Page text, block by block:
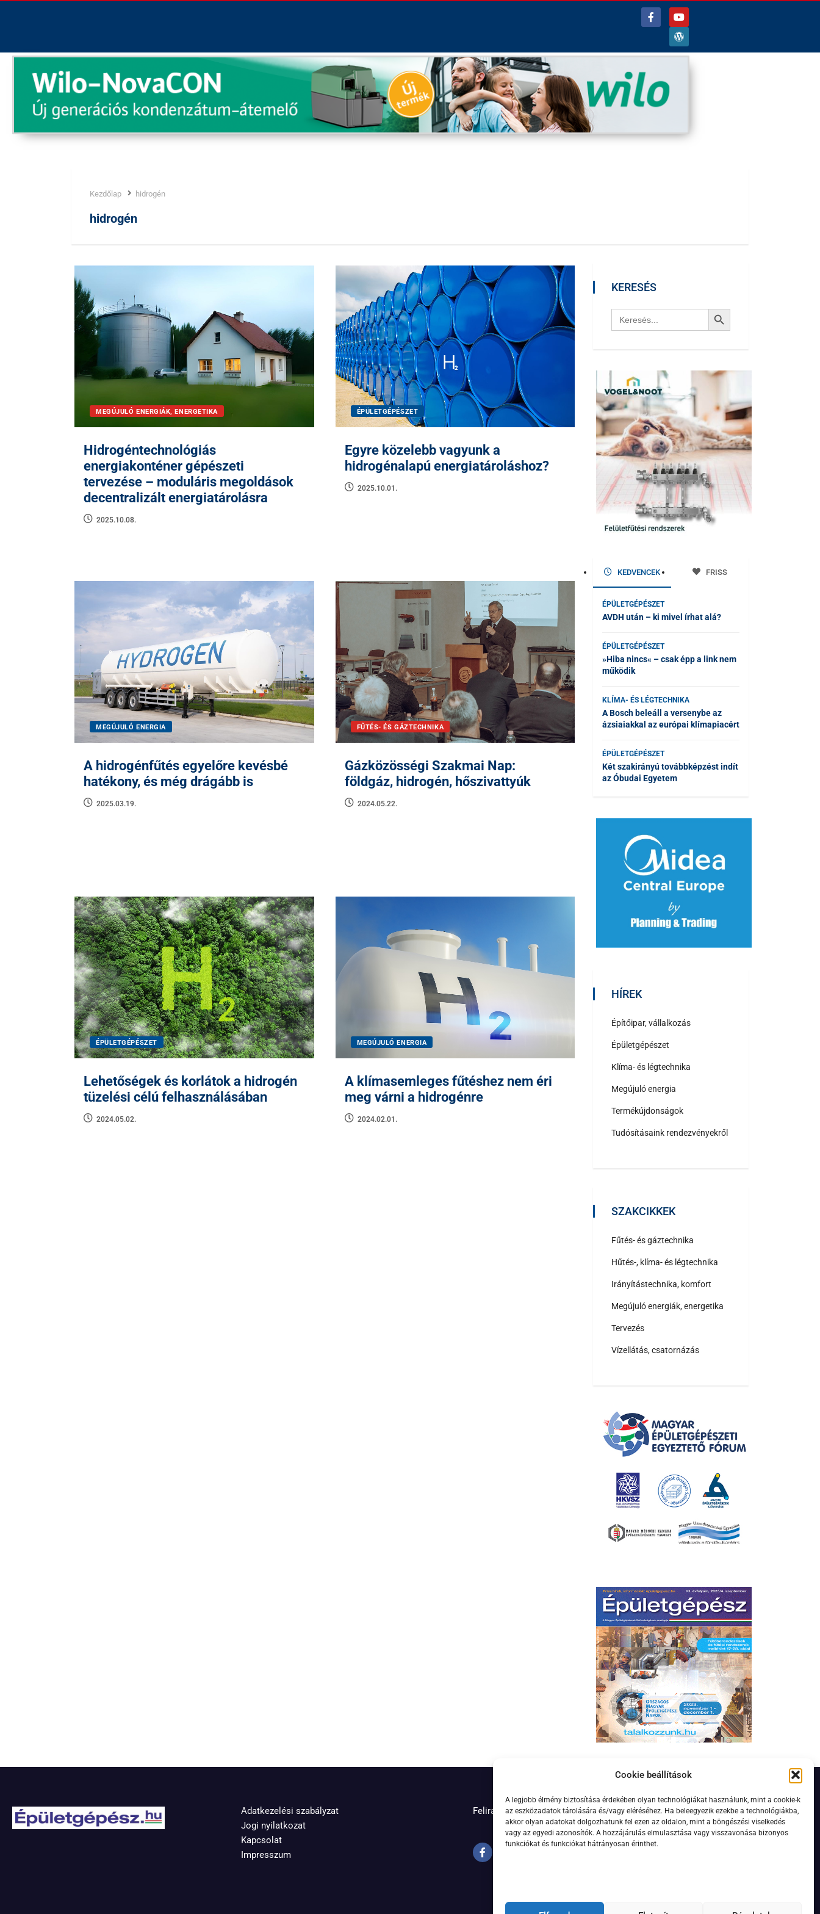
Cookie beállítások
A legjobb élmény biztosítása érdekében olyan technológiákat használunk, mint a cookie-k
az eszközadatok tárolására és/vagy eléréséhez. Ha beleegyezik ezekbe a technológiákba,
akkor olyan adatokat dolgozhatunk fel ezen az oldalon, mint a böngészési viselkedés
vagy az egyedi azonosítók. A hozzájárulás elmulasztása vagy visszavonása bizonyos
funkciókat és funkciókat hátrányosan érinthet.
Kezdőlap hidrogén
Címke:
hidrogén
MEGÚJULÓ ENERGIÁK, ENERGETIKA
Hidrogéntechnológiás
energiakonténer gépészeti
tervezése – moduláris megoldások
decentralizált energiatárolásra
2025.10.08.
ÉPÜLETGÉPÉSZET
Egyre közelebb vagyunk a
hidrogénalapú energiatároláshoz?
2025.10.01.
MEGÚJULÓ ENERGIA
A hidrogénfűtés egyelőre kevésbé
hatékony, és még drágább is
2025.03.19.
FŰTÉS- ÉS GÁZTECHNIKA
Gázközösségi Szakmai Nap:
földgáz, hidrogén, hőszivattyúk
2024.05.22.
ÉPÜLETGÉPÉSZET
Lehetőségek és korlátok a hidrogén
tüzelési célú felhasználásában
2024.05.02.
MEGÚJULÓ ENERGIA
A klímasemleges fűtéshez nem éri
meg várni a hidrogénre
2024.02.01.
KERESÉS
Search
for:
Search Button
KEDVENCEK FRISS
ÉPÜLETGÉPÉSZET
AVDH után – ki mivel írhat alá?
ÉPÜLETGÉPÉSZET
»Hiba nincs« – csak épp a link nem
működik
KLÍMA- ÉS LÉGTECHNIKA
A Bosch beleáll a versenybe az
ázsiaiakkal az európai klímapiacért
ÉPÜLETGÉPÉSZET
Két szakirányú továbbképzést indít
az Óbudai Egyetem
HÍREK
Építőipar, vállalkozás
Épületgépészet
Klíma- és légtechnika
Megújuló energia
Termékújdonságok
Tudósításaink rendezvényekről
SZAKCIKKEK
Fűtés- és gáztechnika
Hűtés-, klíma- és légtechnika
Irányítástechnika, komfort
Megújuló energiák, energetika
Tervezés
Vízellátás, csatornázás
Adatkezelési szabályzat
Jogi nyilatkozat
Kapcsolat
Impresszum
Feliratkozás hírlevélre